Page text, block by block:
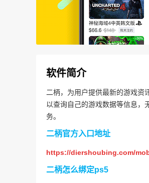
软件简介
二柄，为用户提供最新的游戏资
以查询自己的游戏数据等信息，
务。
二柄官方入口地址
https://diershoubing.com/
二柄怎么绑定ps5